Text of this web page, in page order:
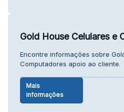
Gold House Celulares e
Encontre informações sobre
Computadores apoio ao cliente.
Mais
informações